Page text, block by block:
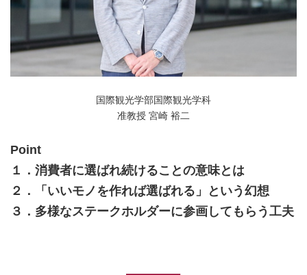
国際観光学部国際観光学科
准教授 宮崎 裕二
Point
１．消費者に選ばれ続けることの意味とは
２．「いいモノを作れば選ばれる」という幻想
３．多様なステークホルダーに参画してもらう工夫